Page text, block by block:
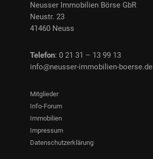
Neusser Immobilien Börse GbR
Neustr. 23
41460 Neuss
Telefon: 0 21 31 – 13 99 13
info@neusser-immobilien-boerse.de
Mitglieder
Info-Forum
Immobilien
Impressum
Datenschutzerklärung